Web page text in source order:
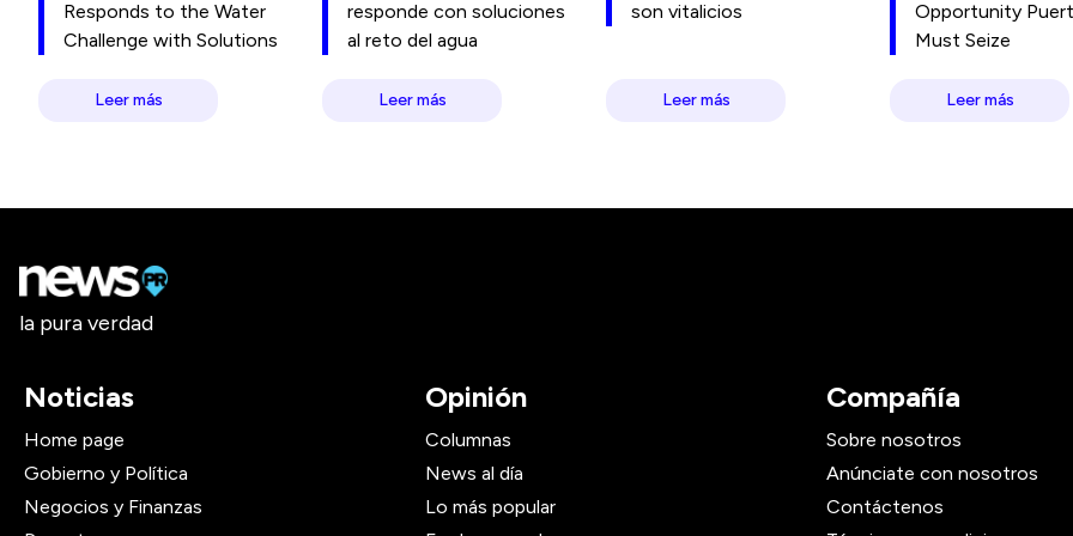
Responds to the Water
Challenge with Solutions
Leer más
responde con soluciones
al reto del agua
Leer más
son vitalicios
Leer más
Opportunity
Must Seize
Leer más
la pura verdad
Noticias
Home page
Gobierno y Política
Negocios y Finanzas
Opinión
Columnas
News al día
Lo más popular
Compañía
Sobre nosotros
Anúnciate con nosotros
Contáctenos